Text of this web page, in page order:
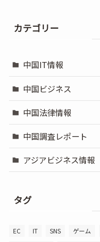
カテゴリー
中国IT情報
中国ビジネス
中国法律情報
中国調査レポート
アジアビジネス情報
タグ
EC IT SNS ゲーム